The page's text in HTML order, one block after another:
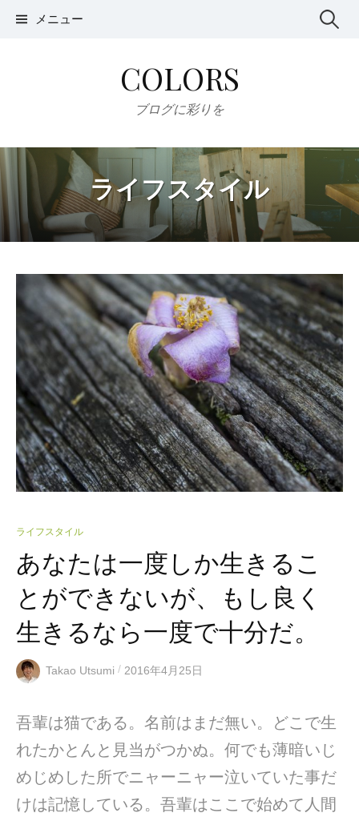
ッ
プ
メニュー 検
COLORS
ブログに彩りを
ライフスタイル
ライフスタイル
あなたは一度しか生きるこ
とができないが、もし良く
生きるなら一度で十分だ。
Takao Utsumi / 2016年4月25日
吾輩は猫である。名前はまだ無い。どこで生
れたかとんと見当がつかぬ。何でも薄暗いじ
めじめした所でニャーニャー泣いていた事だ
けは記憶している。吾輩はここで始めて人間